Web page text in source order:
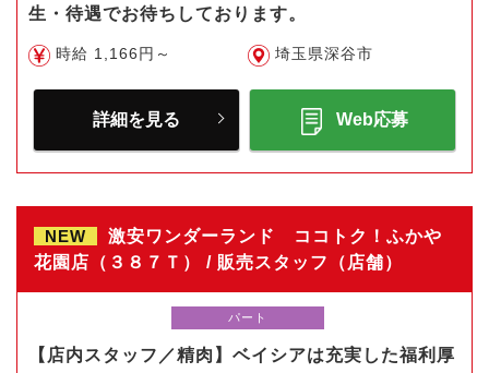
生・待遇でお待ちしております。
時給 1,166円～ 埼玉県深谷市
詳細を見る Web応募
NEW
激安ワンダーランド ココトク！ふかや
花園店（３８７Ｔ） / 販売スタッフ（店舗）
パート
【店内スタッフ／精肉】ベイシアは充実した福利厚